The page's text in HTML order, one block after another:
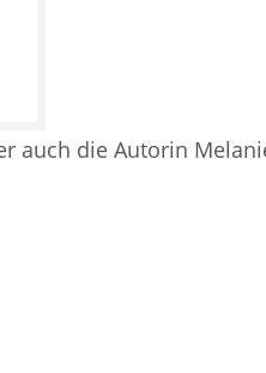
auch die Autorin